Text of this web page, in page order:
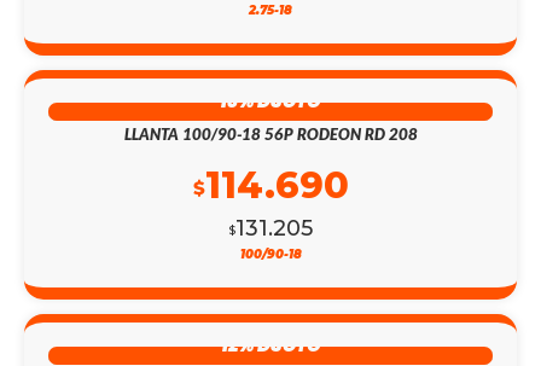
2.75-18
13% DSCTO
LLANTA 100/90-18 56P RODEON RD 208
$131.205
$114.690
100/90-18
12% DSCTO